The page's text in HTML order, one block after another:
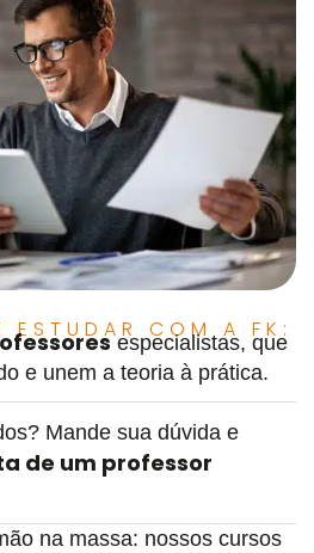
ESTUDAR COM A FK:
especialistas, que
e unem a teoria à prática.
Mande sua dúvida e
de um professor
na massa: nossos cursos